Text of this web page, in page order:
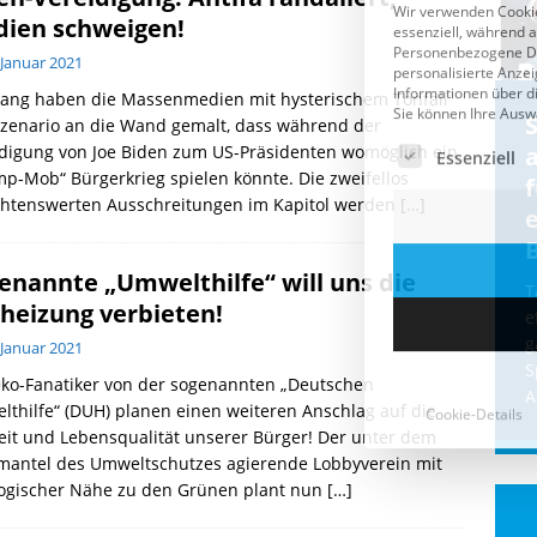
schweigen!
2021
haben die Massenmedien mit hysterischem Tonfall
an die Wand gemalt, dass während der
von Joe Biden zum US-Präsidenten womöglich ein
Mob“ Bürgerkrieg spielen könnte. Die zweifellos
Ausschreitungen im Kapitol werden […]
„Umwelthilfe“ will uns die
verbieten!
2021
Fanatiker von der sogenannten „Deutschen
(DUH) planen einen weiteren Anschlag auf die
und Lebensqualität unserer Bürger! Der unter dem
des Umweltschutzes agierende Lobbyverein mit
Nähe zu den Grünen plant nun […]
CDU & Ampel wollen nach
der Wahl wieder Afghanen
einfliegen: Zeit für ein
Asylmoratorium!
halten die Wähler für dumm! Weil die
Stimmung wegen der von Afghanen
Cookie-Details